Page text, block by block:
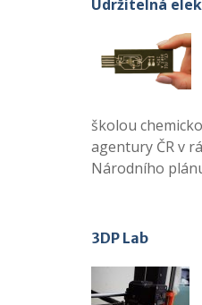
Udržitelná
školou
agentury ČR v
Národního
3DP Lab